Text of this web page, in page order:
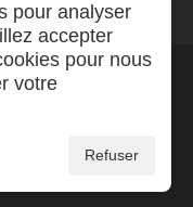
pour analyser
accepter
pour nous
votre
Refuser